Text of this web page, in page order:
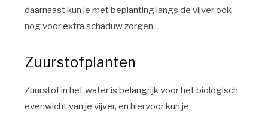
daarnaast kun je met beplanting langs de vijver ook
nog voor extra schaduw zorgen.
Zuurstofplanten
Zuurstof in het water is belangrijk voor het biologisch
evenwicht van je vijver, en hiervoor kun je